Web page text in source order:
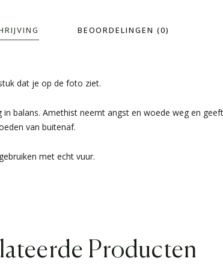
BEOORDELINGEN (0)
dat je op de foto ziet.
balans. Amethist neemt angst en woede weg en
van buitenaf.
met echt vuur.
Producten